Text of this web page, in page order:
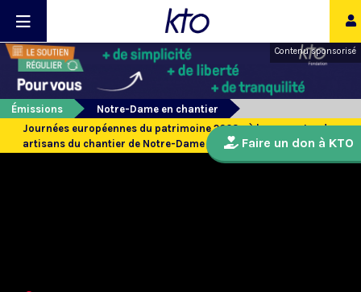
Contenu sponsorisé
Émissions
Notre-Dame en chantier
Journées européennes du patrimoine 2023 : à la rencontre des
artisans du chantier de Notre-Dame
Faire un don à KTO